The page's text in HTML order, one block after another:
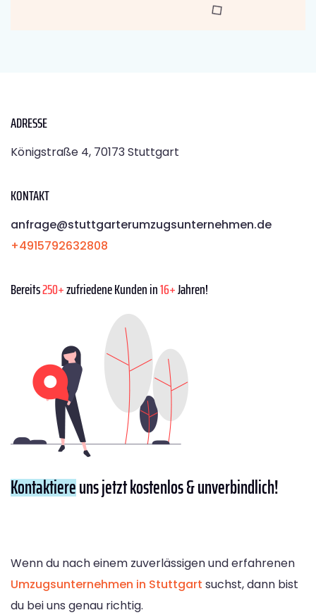
ADRESSE
Königstraße 4, 70173 Stuttgart
KONTAKT
anfrage@stuttgarterumzugsunternehmen.de
+4915792632808
Bereits250+zufriedene Kunden in16+Jahren!
Kontaktiereuns jetzt kostenlos & unverbindlich!
Wenn du nach einem zuverlässigen und erfahrenen
Umzugsunternehmen in Stuttgart suchst, dann bist
du bei uns genau richtig.